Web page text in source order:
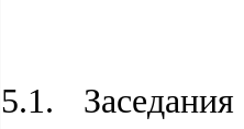
5.1.